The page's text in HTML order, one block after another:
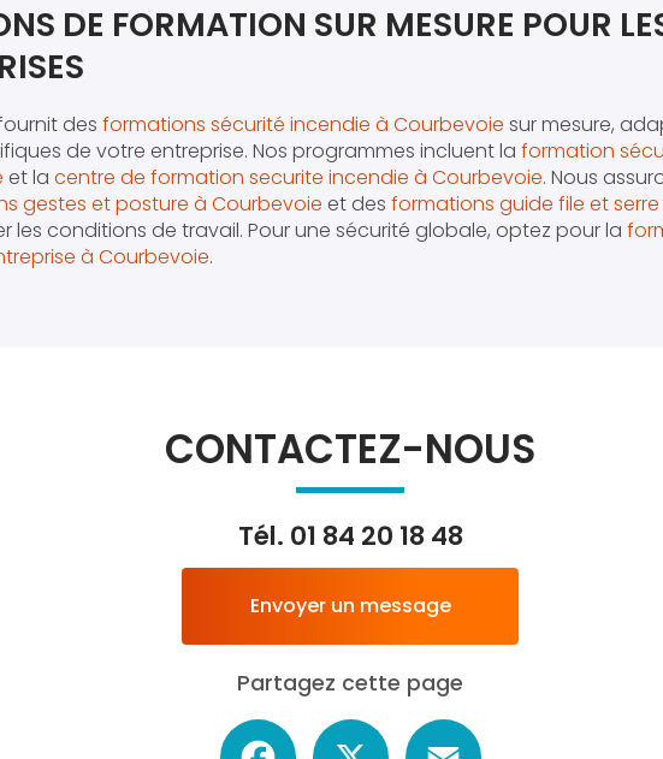
DE FORMATION SUR MESURE POUR
fournit des formations sécurité incendie à Courbevoie sur mesure,
de votre entreprise. Nos programmes incluent la formation
et la centre de formation securite incendie à Courbevoie. Nous
gestes et posture à Courbevoie et des formations guide file et
les conditions de travail. Pour une sécurité globale, optez pour la
à Courbevoie.
CONTACTEZ-NOUS
Tél. 01 84 20 18 48
Envoyer un message
Partagez cette page
Facebook